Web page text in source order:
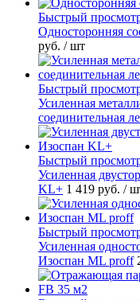
Быстрый
Односторонняя
руб. / шт
Быстрый
Усиленная
соединительная
Быстрый
Усиленная
KL+ 1 419 руб. /
Быстрый
Усиленная
Изоспан ML proff